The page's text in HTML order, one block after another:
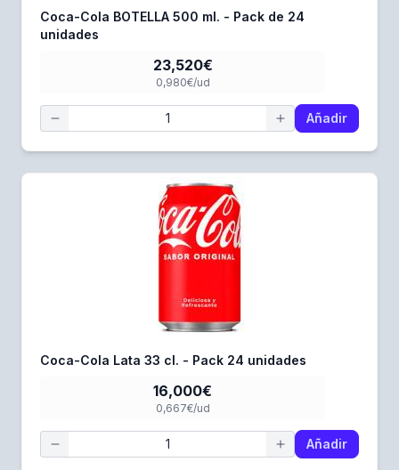
Coca-Cola BOTELLA 500 ml. - Pack de 24
unidades
23,520€
0,980€/ud
Añadir
Coca-Cola Lata 33 cl. - Pack 24 unidades
16,000€
0,667€/ud
Añadir